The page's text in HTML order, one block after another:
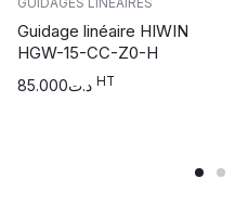
Guidage linéaire HIWIN
HGW-15-CC-Z0-H
د.ت85.000 HT